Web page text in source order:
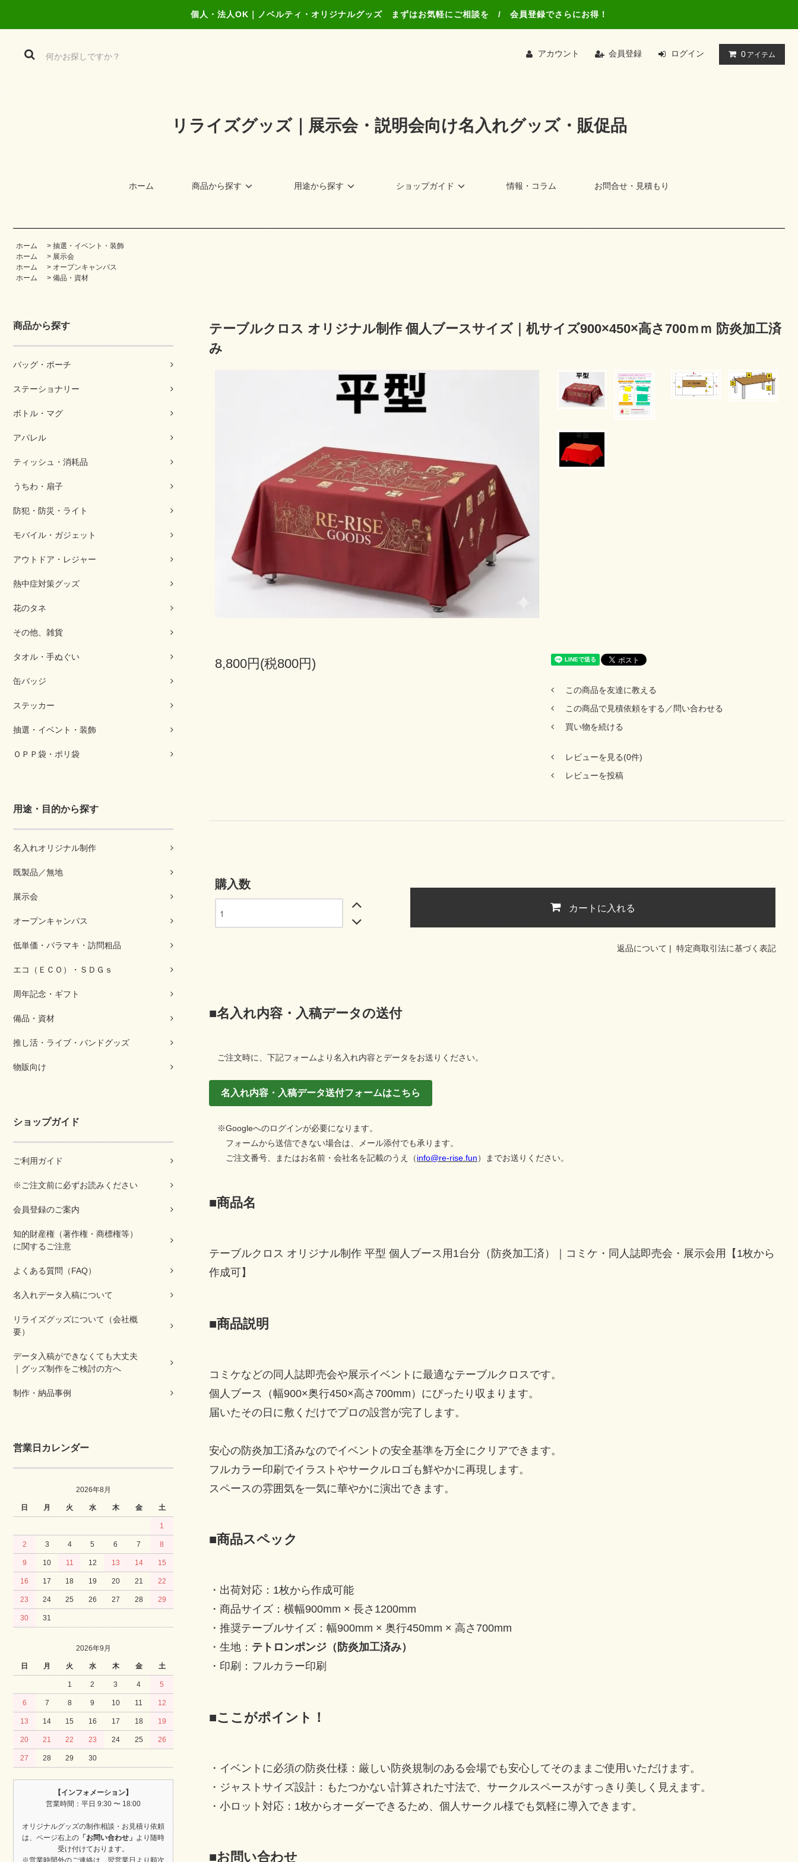
個人・法人OK｜ノベルティ・オリジナルグッズ まずはお気軽にご相談を / 会員登録でさらにお得！
アカウント 会員登録 ログイン 0 アイテム
リライズグッズ｜展示会・説明会向け名入れグッズ・販促品
ホーム 商品から探す 用途から探す ショップガイド 情報・コラム お問合せ・見積もり
ホーム > 抽選・イベント・装飾
ホーム
> 展示会
ホーム
> オープンキャンパス
ホーム
> 備品・資材
商品から探す
バッグ・ポーチ
ステーショナリー
ボトル・マグ
アパレル
ティッシュ・消耗品
うちわ・扇子
防犯・防災・ライト
モバイル・ガジェット
アウトドア・レジャー
熱中症対策グッズ
花のタネ
その他、雑貨
タオル・手ぬぐい
缶バッジ
ステッカー
抽選・イベント・装飾
ＯＰＰ袋・ポリ袋
用途・目的から探す
名入れオリジナル制作
既製品／無地
展示会
オープンキャンパス
低単価・バラマキ・訪問粗品
エコ（ＥＣＯ）・ＳＤＧｓ
周年記念・ギフト
備品・資材
推し活・ライブ・バンドグッズ
物販向け
ショップガイド
ご利用ガイド
※ご注文前に必ずお読みください
会員登録のご案内
知的財産権（著作権・商標権等）
に関するご注意
よくある質問（FAQ）
名入れデータ入稿について
リライズグッズについて（会社概
要）
データ入稿ができなくても大丈夫
｜グッズ制作をご検討の方へ
制作・納品事例
営業日カレンダー
2026年8月
日 月 火 水 木 金 土
1
2 3 4 5 6 7 8
9 10 11 12 13 14 15
16 17 18 19 20 21 22
23 24 25 26 27 28 29
30 31
2026年9月
日 月 火 水 木 金 土
1 2 3 4 5
6 7 8 9 10 11 12
13 14 15 16 17 18 19
20 21 22 23 24 25 26
27 28 29 30
【インフォメーション】
営業時間：平日 9:30 〜 18:00
オリジナルグッズの制作相談・お見積り依頼
は、ページ右上の 「お問い合わせ」 より随時
受け付けております。
※営業時間外のご連絡は、翌営業日より順次
テーブルクロス オリジナル制作 個人ブースサイズ｜机サイズ900×450×高さ700ｍｍ 防炎加工済
み
8,800円(税800円)
この商品を友達に教える
この商品で見積依頼をする／問い合わせる
買い物を続ける
レビューを見る(0件)
レビューを投稿
購入数
カートに入れる
返品について | 特定商取引法に基づく表記
■名入れ内容・入稿データの送付
ご注文時に、下記フォームより名入れ内容とデータをお送りください。
名入れ内容・入稿データ送付フォームはこちら
※Googleへのログインが必要になります。
フォームから送信できない場合は、メール添付でも承ります。
ご注文番号、またはお名前・会社名を記載のうえ（info@re-rise.fun）までお送りください。
■商品名
テーブルクロス オリジナル制作 平型 個人ブース用1台分（防炎加工済）｜コミケ・同人誌即売会・展示会用【1枚から
作成可】
■商品説明
コミケなどの同人誌即売会や展示イベントに最適なテーブルクロスです。
個人ブース（幅900×奥行450×高さ700mm）にぴったり収まります。
届いたその日に敷くだけでプロの設営が完了します。
安心の防炎加工済みなのでイベントの安全基準を万全にクリアできます。
フルカラー印刷でイラストやサークルロゴも鮮やかに再現します。
スペースの雰囲気を一気に華やかに演出できます。
■商品スペック
・出荷対応：1枚から作成可能
・商品サイズ：横幅900mm × 長さ1200mm
・推奨テーブルサイズ：幅900mm × 奥行450mm × 高さ700mm
・生地： テトロンポンジ（防炎加工済み）
・印刷：フルカラー印刷
■ここがポイント！
・イベントに必須の防炎仕様：厳しい防炎規制のある会場でも安心してそのままご使用いただけます。
・ジャストサイズ設計：もたつかない計算された寸法で、サークルスペースがすっきり美しく見えます。
・小ロット対応：1枚からオーダーできるため、個人サークル様でも気軽に導入できます。
■お問い合わせ